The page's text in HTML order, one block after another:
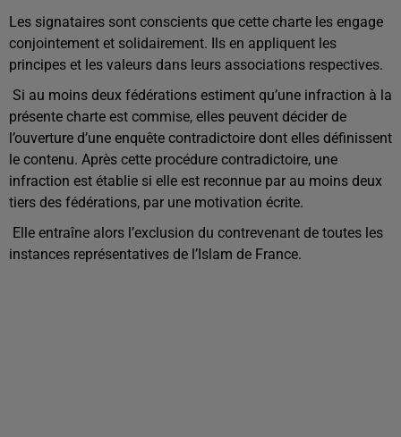
Les signataires sont conscients que cette charte les engage
conjointement et solidairement. Ils en appliquent les
principes et les valeurs dans leurs associations respectives.
Si au moins deux fédérations estiment qu’une infraction à la
présente charte est commise, elles peuvent décider de
l’ouverture d’une enquête contradictoire dont elles définissent
le contenu. Après cette procédure contradictoire, une
infraction est établie si elle est reconnue par au moins deux
tiers des fédérations, par une motivation écrite.
Elle entraîne alors l’exclusion du contrevenant de toutes les
instances représentatives de l’Islam de France.